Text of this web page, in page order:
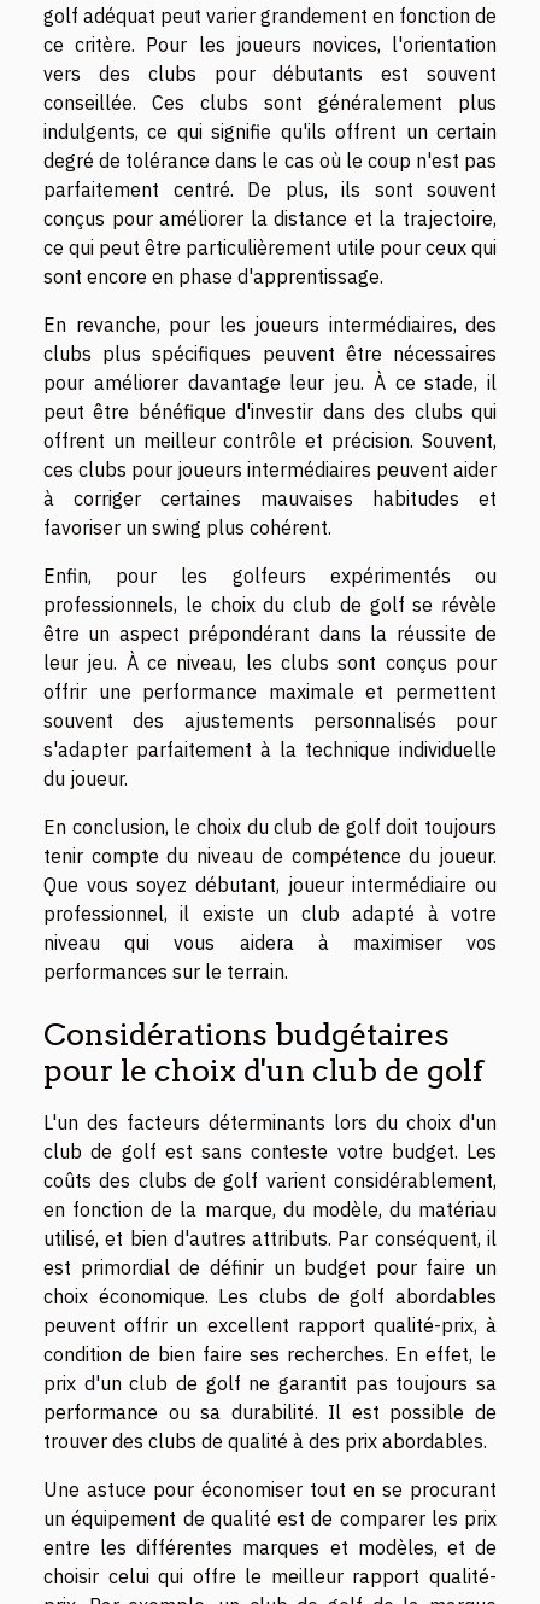
golf adéquat peut varier grandement en fonction de
ce critère. Pour les joueurs novices, l'orientation
vers des clubs pour débutants est souvent
conseillée. Ces clubs sont généralement plus
indulgents, ce qui signifie qu'ils offrent un certain
degré de tolérance dans le cas où le coup n'est pas
parfaitement centré. De plus, ils sont souvent
conçus pour améliorer la distance et la trajectoire,
ce qui peut être particulièrement utile pour ceux qui
sont encore en phase d'apprentissage.
En revanche, pour les joueurs intermédiaires, des
clubs plus spécifiques peuvent être nécessaires
pour améliorer davantage leur jeu. À ce stade, il
peut être bénéfique d'investir dans des clubs qui
offrent un meilleur contrôle et précision. Souvent,
ces clubs pour joueurs intermédiaires peuvent aider
à corriger certaines mauvaises habitudes et
favoriser un swing plus cohérent.
Enfin, pour les golfeurs expérimentés ou
professionnels, le choix du club de golf se révèle
être un aspect prépondérant dans la réussite de
leur jeu. À ce niveau, les clubs sont conçus pour
offrir une performance maximale et permettent
souvent des ajustements personnalisés pour
s'adapter parfaitement à la technique individuelle
du joueur.
En conclusion, le choix du club de golf doit toujours
tenir compte du niveau de compétence du joueur.
Que vous soyez débutant, joueur intermédiaire ou
professionnel, il existe un club adapté à votre
niveau qui vous aidera à maximiser vos
performances sur le terrain.
Considérations budgétaires
pour le choix d'un club de golf
L'un des facteurs déterminants lors du choix d'un
club de golf est sans conteste votre budget. Les
coûts des clubs de golf varient considérablement,
en fonction de la marque, du modèle, du matériau
utilisé, et bien d'autres attributs. Par conséquent, il
est primordial de définir un budget pour faire un
choix économique. Les clubs de golf abordables
peuvent offrir un excellent rapport qualité-prix, à
condition de bien faire ses recherches. En effet, le
prix d'un club de golf ne garantit pas toujours sa
performance ou sa durabilité. Il est possible de
trouver des clubs de qualité à des prix abordables.
Une astuce pour économiser tout en se procurant
un équipement de qualité est de comparer les prix
entre les différentes marques et modèles, et de
choisir celui qui offre le meilleur rapport qualité-